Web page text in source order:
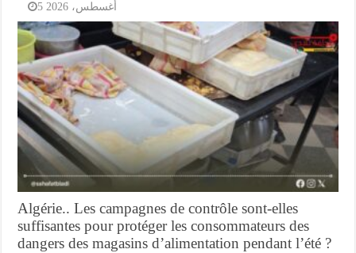
5 أغسطس، 2026
Algérie.. Les campagnes de contrôle sont-elles
suffisantes pour protéger les consommateurs des
dangers des magasins d’alimentation pendant l’été ?